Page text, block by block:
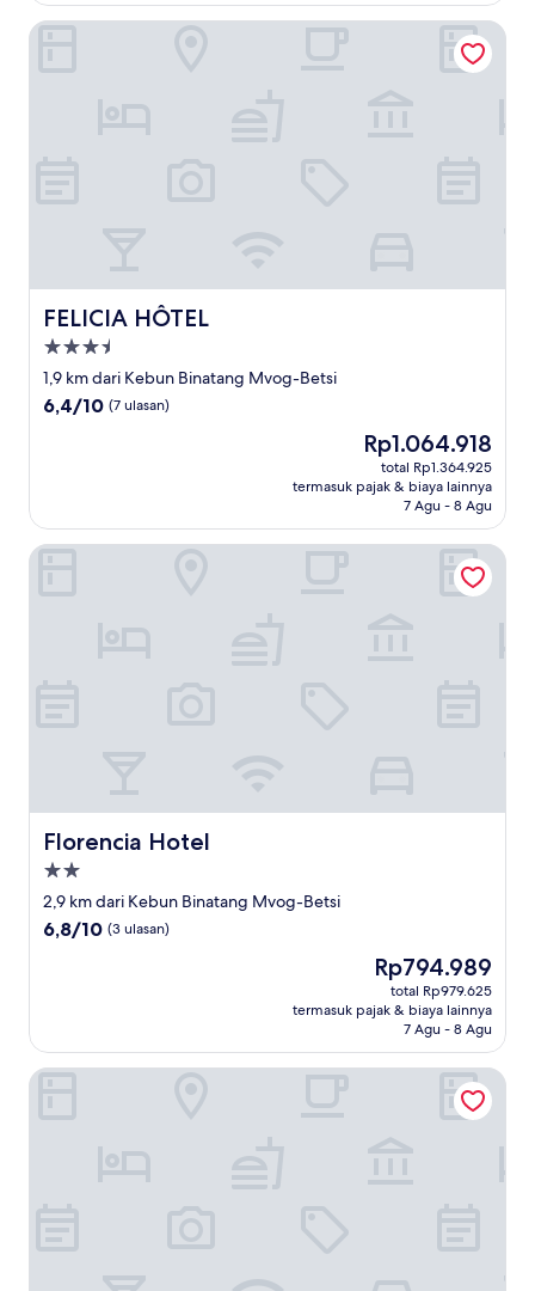
FELICIA HÔTEL
FELICIA HÔTEL
Properti
bintang
3.5
1,9 km dari Kebun Binatang Mvog-Betsi
6.4
6,4/10 (7 ulasan)
Harga
sekarang
Rp1.064.918
Rp1.064.918
total Rp1.364.925
termasuk pajak & biaya lainnya
7 Agu - 8 Agu
FELICIA HÔTEL
Florencia Hotel
Florencia Hotel
Properti
bintang
2.0
2,9 km dari Kebun Binatang Mvog-Betsi
6.8
6,8/10 (3 ulasan)
Harga
sekarang
Rp794.989
Rp794.989
total Rp979.625
termasuk pajak & biaya lainnya
7 Agu - 8 Agu
Florencia Hotel
Primeshare Luxury Apartments -3 bedrooms